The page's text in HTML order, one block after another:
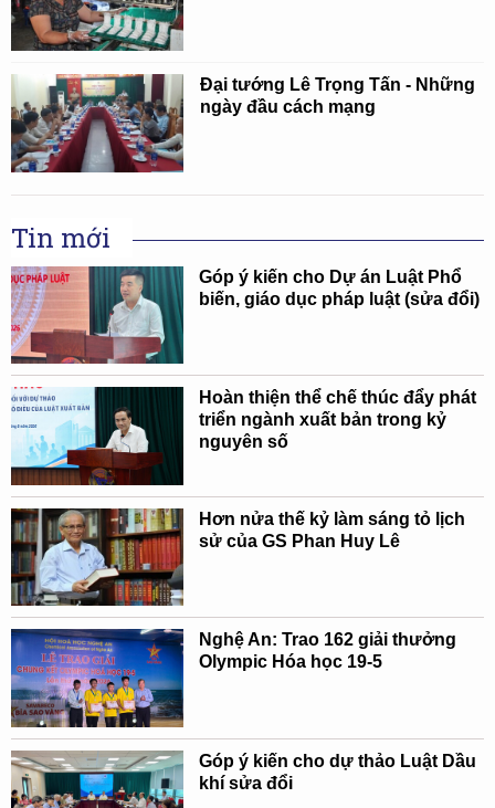
Đại tướng Lê Trọng Tấn - Những
ngày đầu cách mạng
Tin mới
Góp ý kiến cho Dự án Luật Phổ
biến, giáo dục pháp luật (sửa đổi)
Hoàn thiện thể chế thúc đẩy phát
triển ngành xuất bản trong kỷ
nguyên số
Hơn nửa thế kỷ làm sáng tỏ lịch
sử của GS Phan Huy Lê
Nghệ An: Trao 162 giải thưởng
Olympic Hóa học 19-5
Góp ý kiến cho dự thảo Luật Dầu
khí sửa đổi